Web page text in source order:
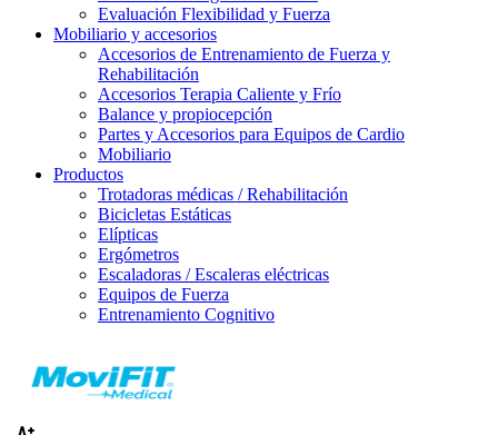
Evaluación Flexibilidad y Fuerza
Mobiliario y accesorios
Accesorios de Entrenamiento de Fuerza y
Rehabilitación
Accesorios Terapia Caliente y Frío
Balance y propiocepción
Partes y Accesorios para Equipos de Cardio
Mobiliario
Productos
Trotadoras médicas / Rehabilitación
Bicicletas Estáticas
Elípticas
Ergómetros
Escaladoras / Escaleras eléctricas
Equipos de Fuerza
Entrenamiento Cognitivo